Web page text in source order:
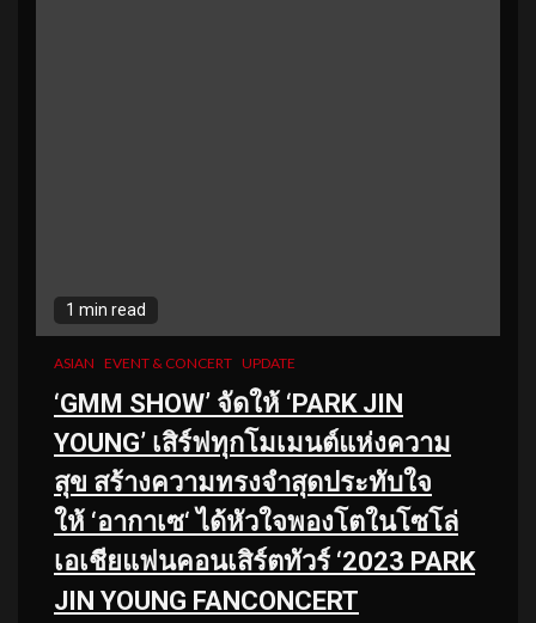
1 min read
ASIAN EVENT & CONCERT UPDATE
‘GMM SHOW’ จัดให้ ‘PARK JIN
YOUNG’ เสิร์ฟทุกโมเมนต์แห่งความ
สุข สร้างความทรงจำสุดประทับใจ
ให้ ‘อากาเซ‘ได้หัวใจพองโตในโซโล่
เอเชียแฟนคอนเสิร์ตทัวร์ ‘2023 PARK
JIN YOUNG FANCONCERT